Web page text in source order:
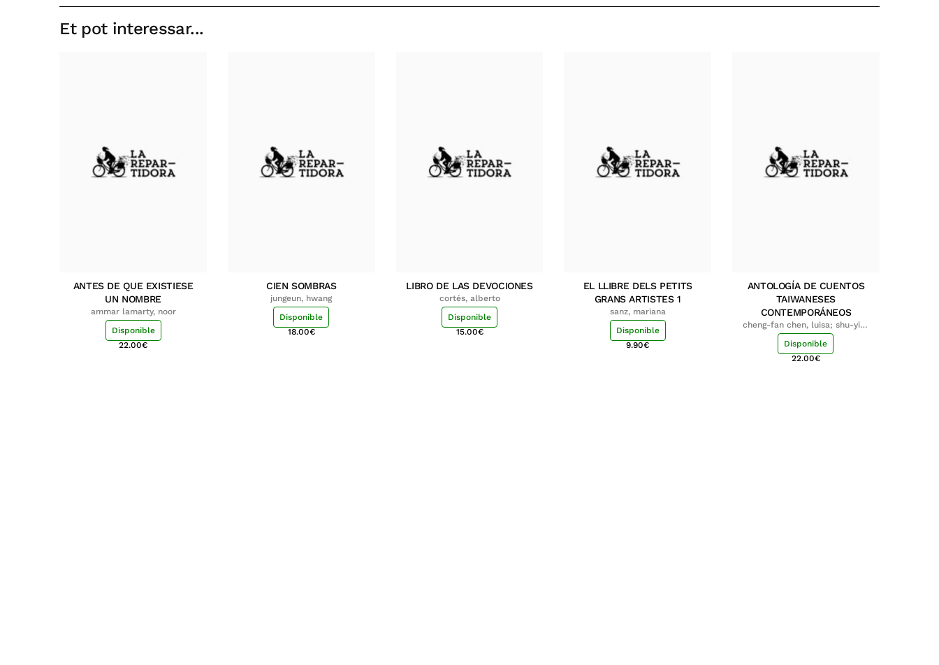
Et pot interessar...
ANTES DE QUE EXISTIESE
UN NOMBRE
ammar lamarty, noor
Disponible
22.00€
CIEN SOMBRAS
jungeun, hwang
Disponible
18.00€
LIBRO DE LAS DEVOCIONES
cortés, alberto
Disponible
15.00€
EL LLIBRE DELS PETITS
GRANS ARTISTES 1
sanz, mariana
Disponible
9.90€
ANTOLOGÍA DE CUENTOS
TAIWANESES
CONTEMPORÁNEOS
cheng-fan chen, luisa; shu-ying
chang, luisa
Disponible
22.00€